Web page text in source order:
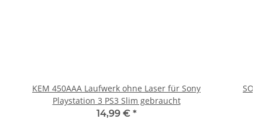
KEM 450AAA Laufwerk ohne Laser für Sony
Playstation 3 PS3 Slim gebraucht
14,99 € *